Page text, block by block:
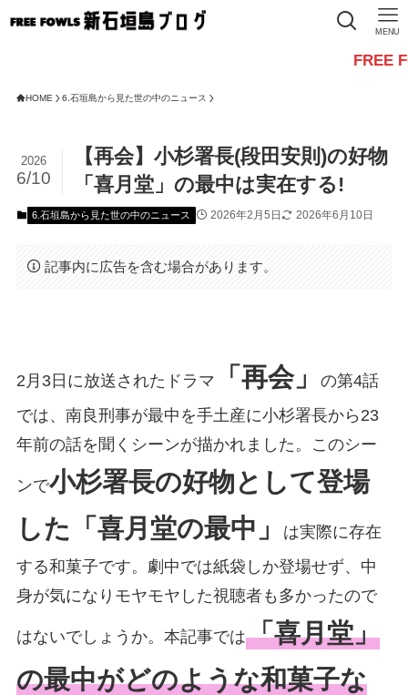
MENU
FREE FOWLSから
HOME 6.石垣島から見た世の中のニュース
【再会】小杉署長(段田安則)の好物
「喜月堂」の最中は実在する!
2026
6/10
6.石垣島から見た世の中のニュース 2026年2月5日 2026年6月10日
記事内に広告を含む場合があります。
2月3日に放送されたドラマ 「再会」
の第4話
では、南良刑事が最中を手土産に小杉署長から23
年前の話を聞くシーンが描かれました。このシー
ンで小杉署長の好物として登場
した「喜月堂の最中」
は実際に存在
する和菓子です。劇中では紙袋しか登場せず、中
身が気になりモヤモヤした視聴者も多かったので
はないでしょうか。本記事では「喜月堂」
の最中がどのような和菓子な